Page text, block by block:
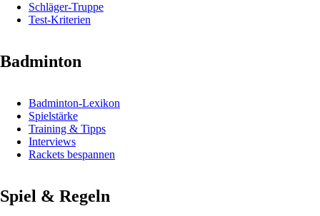
Schläger-Truppe
Test-Kriterien
Badminton
Badminton-Lexikon
Spielstärke
Training & Tipps
Interviews
Rackets bespannen
Spiel & Regeln